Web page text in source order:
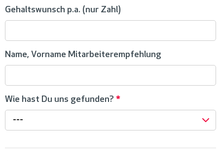
Gehaltswunsch p.a. (nur Zahl)
Name, Vorname Mitarbeiterempfehlung
Wie hast Du uns gefunden? *
---